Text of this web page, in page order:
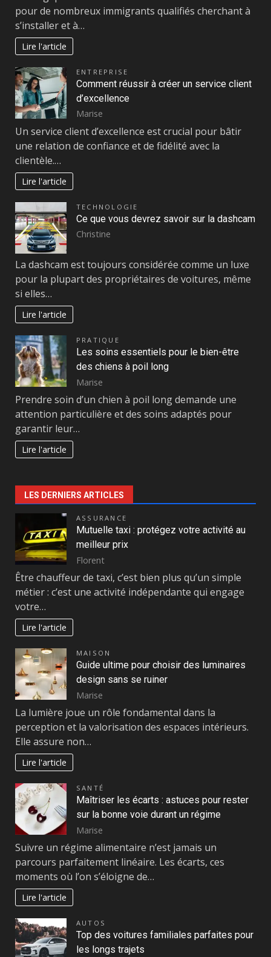
pour de nombreux immigrants qualifiés cherchant à
s’installer et à…
Lire l'article
ENTREPRISE
Comment réussir à créer un service client
d’excellence
Marise
Un service client d’excellence est crucial pour bâtir
une relation de confiance et de fidélité avec la
clientèle.…
Lire l'article
TECHNOLOGIE
Ce que vous devrez savoir sur la dashcam
Christine
La dashcam est toujours considérée comme un luxe
pour la plupart des propriétaires de voitures, même
si elles…
Lire l'article
PRATIQUE
Les soins essentiels pour le bien-être
des chiens à poil long
Marise
Prendre soin d’un chien à poil long demande une
attention particulière et des soins adaptés pour
garantir leur…
Lire l'article
LES DERNIERS ARTICLES
ASSURANCE
Mutuelle taxi : protégez votre activité au
meilleur prix
Florent
Être chauffeur de taxi, c’est bien plus qu’un simple
métier : c’est une activité indépendante qui engage
votre…
Lire l'article
MAISON
Guide ultime pour choisir des luminaires
design sans se ruiner
Marise
La lumière joue un rôle fondamental dans la
perception et la valorisation des espaces intérieurs.
Elle assure non…
Lire l'article
SANTÉ
Maîtriser les écarts : astuces pour rester
sur la bonne voie durant un régime
Marise
Suivre un régime alimentaire n’est jamais un
parcours parfaitement linéaire. Les écarts, ces
moments où l’on s’éloigne de…
Lire l'article
AUTOS
Top des voitures familiales parfaites pour
les longs trajets